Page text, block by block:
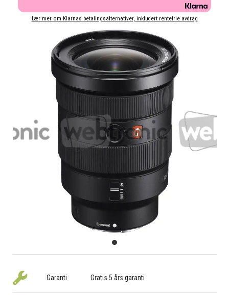
Lær mer om Klarnas betalingsalternativer, inkludert rentefrie avdrag
Garanti Gratis 5 års garanti